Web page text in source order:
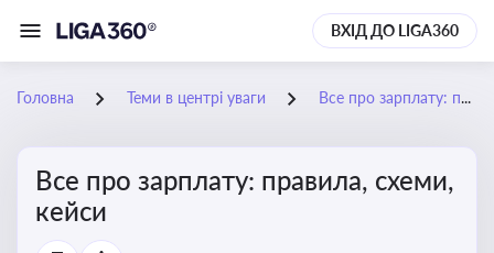
ВХІД ДО LIGA360
Головна Теми в центрі уваги Все про зарплату: правила, схеми, кейси
Все про зарплату: правила, схеми,
кейси